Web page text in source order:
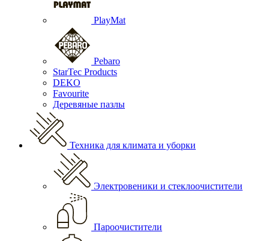
PlayMat
Pebaro
StarTec Products
DEKO
Favourite
Деревяные пазлы
Техника для климата и уборки
Электровеники и стеклоочистители
Пароочистители